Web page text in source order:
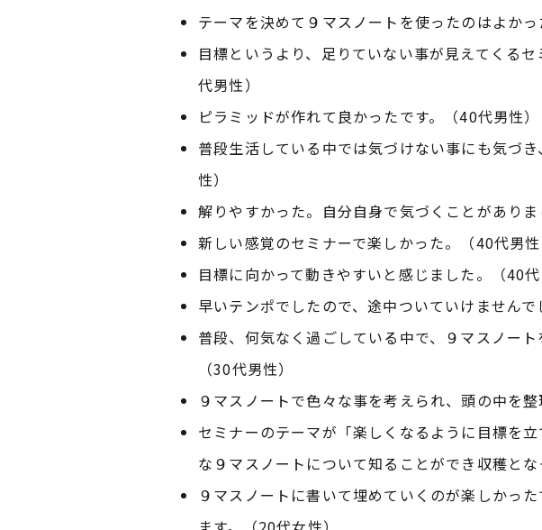
テーマを決めて９マスノートを使ったのはよかっ
目標というより、足りていない事が見えてくる
代男性）
ピラミッドが作れて良かったです。（40代男性）
普段生活している中では気づけない事にも気づ
性）
解りやすかった。自分自身で気づくことがありま
新しい感覚のセミナーで楽しかった。（40代男性
目標に向かって動きやすいと感じました。（40代
早いテンポでしたので、途中ついていけません
普段、何気なく過ごしている中で、９マスノー
（30代男性）
９マスノートで色々な事を考えられ、頭の中を
セミナーのテーマが「楽しくなるように目標を
な９マスノートについて知ることができ収穫とな
９マスノートに書いて埋めていくのが楽しかっ